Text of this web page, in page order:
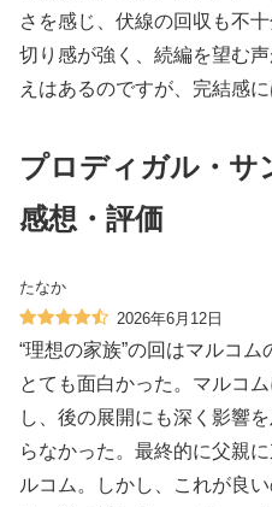
さを感じ、伏線の回収も不
切り感が強く、続編を望む
えはあるのですが、完結感に
プロディガル・サ
感想・評価
たなか
2026年6月12日
“理想の家族”の回はマルコム
とても面白かった。マルコ
し、後の展開にも深く影響
らなかった。最終的に父親
ルコム。しかし、これが良